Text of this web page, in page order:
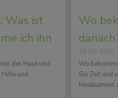
Was ist
ich ihn
der Haut und
und
Wo
29. Juli 2026
Wo
Sie Zeit und
Medikament